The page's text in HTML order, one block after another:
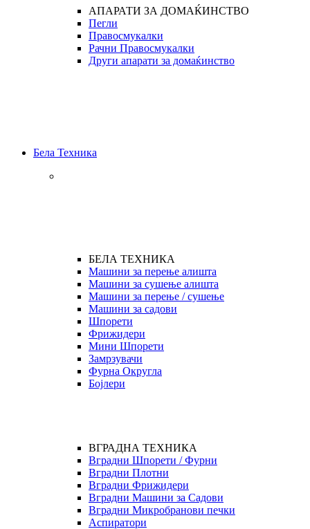
АПАРАТИ ЗА ДОМАЌИНСТВО
Пегли
Правосмукалки
Рачни Правосмукалки
Други апарати за домаќинство
Бела Техника
БЕЛА ТЕХНИКА
Машини за перење алишта
Машини за сушење алишта
Машини за перење / сушење
Машини за садови
Шпорети
Фрижидери
Мини Шпорети
Замрзувачи
Фурна Округла
Бојлери
ВГРАДНА ТЕХНИКА
Вградни Шпорети / Фурни
Вградни Плотни
Вградни Фрижидери
Вградни Машини за Садови
Вградни Микробранови печки
Аспиратори